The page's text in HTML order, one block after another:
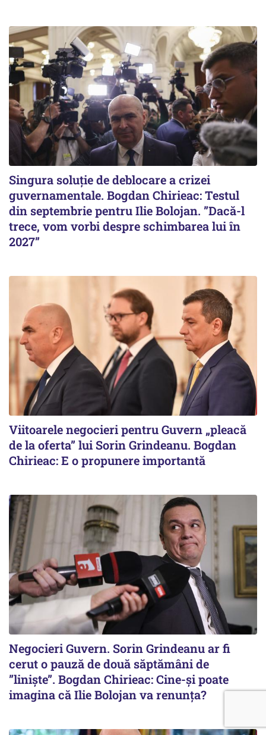
Singura soluție de deblocare a crizei
guvernamentale. Bogdan Chirieac: Testul
din septembrie pentru Ilie Bolojan. ”Dacă-l
trece, vom vorbi despre schimbarea lui în
2027”
Viitoarele negocieri pentru Guvern „pleacă
de la oferta” lui Sorin Grindeanu. Bogdan
Chirieac: E o propunere importantă
Negocieri Guvern. Sorin Grindeanu ar fi
cerut o pauză de două săptămâni de
”liniște”. Bogdan Chirieac: Cine-și poate
imagina că Ilie Bolojan va renunța?